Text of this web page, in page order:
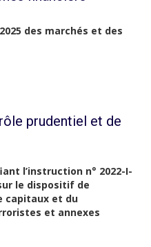
des marchés et des
prudentiel et de
l’instruction n° 2022-I-
le dispositif de
capitaux et du
et annexes